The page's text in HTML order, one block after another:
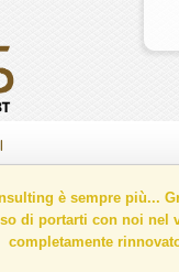
è sempre più...
di portarti con noi nel
completamente